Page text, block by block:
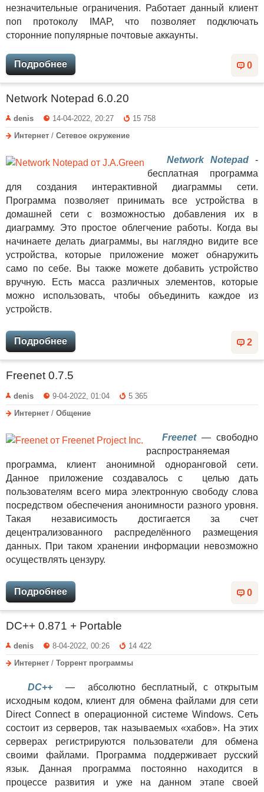
незначительные ограничения. Работает данный клиент
поп протоколу IMAP, что позволяет подключать
сторонние популярные почтовые аккаунты.
0
Подробнее
Network Notepad 6.0.20
denis 14-04-2022, 20:27
15 758
Интернет / Сетевое окружение
Network Notepad -
бесплатная программа
для создания интерактивной диаграммы сети.
Программа позволяет принимать все устройства в
домашней сети с возможностью добавления их в
диаграмму. Это простое облегчение работы. Когда вы
начинаете делать диаграммы, вы наглядно видите все
устройства, которые приложение может обнаружить
само по себе. Вы также можете добавить устройство
вручную. Есть масса различных элементов, которые
можно использовать, чтобы объединить каждое из
устройств.
2
Подробнее
Freenet 0.7.5
denis 9-04-2022, 01:04
5 365
Интернет / Общение
Freenet— свободно
распространяемая
программа, клиент анонимной одноранговой сети.
Данное приложение создавалось с целью дать
пользователям всего мира электронную свободу слова
посредством обеспечения анонимности разного уровня.
Такая независимость достигается за счет
децентрализованного распределённого размещения
данных. При таком хранении информации невозможно
осуществлять цензуру.
0
Подробнее
DC++ 0.871 + Portable
denis 8-04-2022, 00:26
14 422
Интернет / Торрент программы
DC++ — абсолютно бесплатный, с открытым
исходным кодом, клиент для обмена файлами для сети
Direct Connect в операционной системе Windows. Сеть
состоит из серверов, так называемых «хабов». На этих
серверах регистрируются пользователи для обмена
своими файлами. Программа поддерживает русский
язык. Данная программа постоянно находится в
процессе развития и уже на данном этапе своей